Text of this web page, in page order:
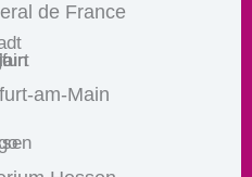
de France
am-Main